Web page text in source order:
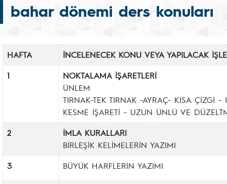
bahar dönemi ders konuları
HAFTA
İNCELENECEK KONU VEYA YAPILACAK
1
NOKTALAMA İŞARETLERİ
ÜNLEM
TIRNAK-TEK TIRNAK -AYRAÇ- KISA ÇİZGİ
KESME İŞARETİ - UZUN ÜNLÜ VE
2
İMLA KURALLARI
BİRLEŞİK KELİMELERİN YAZIMI
3
BÜYÜK HARFLERİN YAZIMI